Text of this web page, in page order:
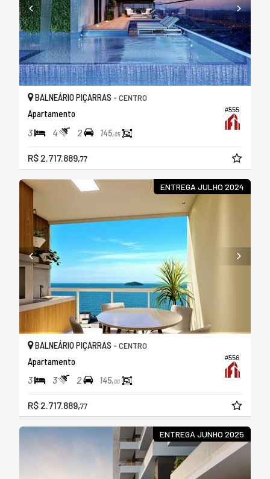
#555
BALNEÁRIO PIÇARRAS - CENTRO
Apartamento
3 4 2 145,05
R$ 2.717.889,77
ENTREGA JULHO 2024
#556
BALNEÁRIO PIÇARRAS - CENTRO
Apartamento
3 3 2 145,00
R$ 2.717.889,77
ENTREGA JUNHO 2025